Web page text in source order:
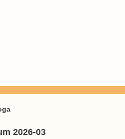
2026-03